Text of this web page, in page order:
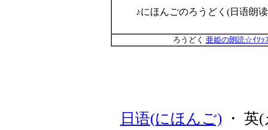
♪にほんごのろうどく(日语朗
ろうどく 亜姫の朗読☆ｲｿｯ
日语(にほんご)・ 英(